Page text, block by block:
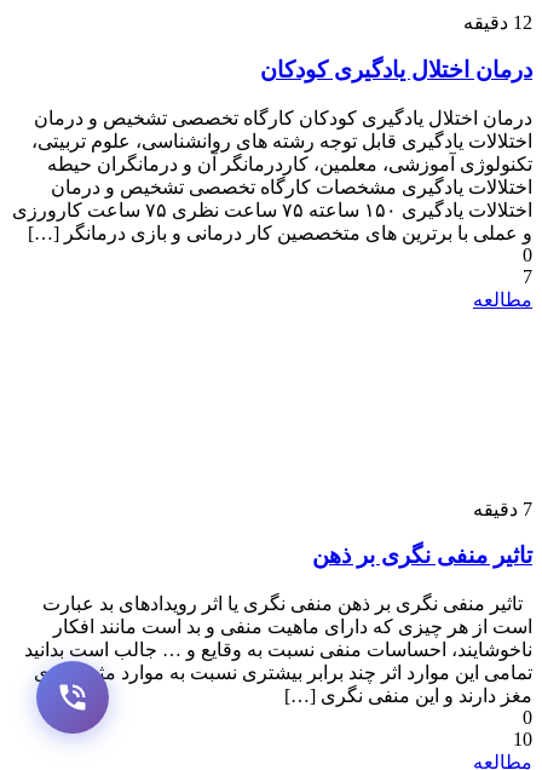
12 دقیقه
درمان اختلال یادگیری کودکان
درمان اختلال یادگیری کودکان کارگاه تخصصی تشخیص و درمان
اختلالات یادگیری قابل توجه رشته های روانشناسی، علوم تربیتی،
تکنولوژی آموزشی، معلمین، کاردرمانگر آن و درمانگران حیطه
اختلالات یادگیری مشخصات کارگاه تخصصی تشخیص و درمان
اختلالات یادگیری ۱۵۰ ساعته ۷۵ ساعت نظری ۷۵ ساعت کارورزی
و عملی با برترین های متخصصین کار درمانی و بازی درمانگر […]
0
7
مطالعه
7 دقیقه
تاثیر منفی نگری بر ذهن
تاثیر منفی نگری بر ذهن منفی نگری یا اثر رویدادهای بد عبارت
است از هر چیزی که دارای ماهیت منفی و بد است مانند افکار
ناخوشایند، احساسات منفی نسبت به وقایع و … جالب است بدانید
تمامی این موارد اثر چند برابر بیشتری نسبت به موارد مثبت روی
مغز دارند و این منفی نگری‌ […]
0
10
مطالعه